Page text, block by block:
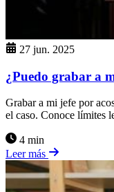
27 jun. 2025
¿Puedo grabar a
Grabar a mi jefe por
el caso. Conoce límites
4 min
Leer más